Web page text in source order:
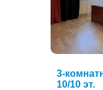
3-
10/10 эт.